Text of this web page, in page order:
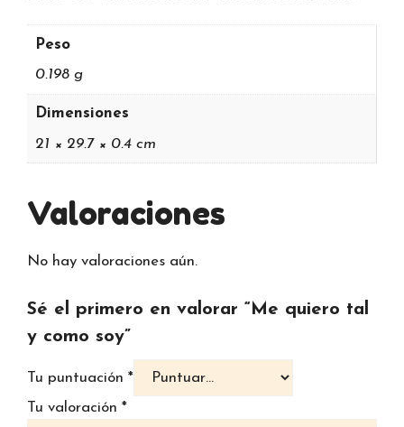
Peso
0.198 g
Dimensiones
21 × 29.7 × 0.4 cm
Valoraciones
No hay valoraciones aún.
Sé el primero en valorar “Me quiero tal
y como soy”
Tu puntuación *
Tu valoración *